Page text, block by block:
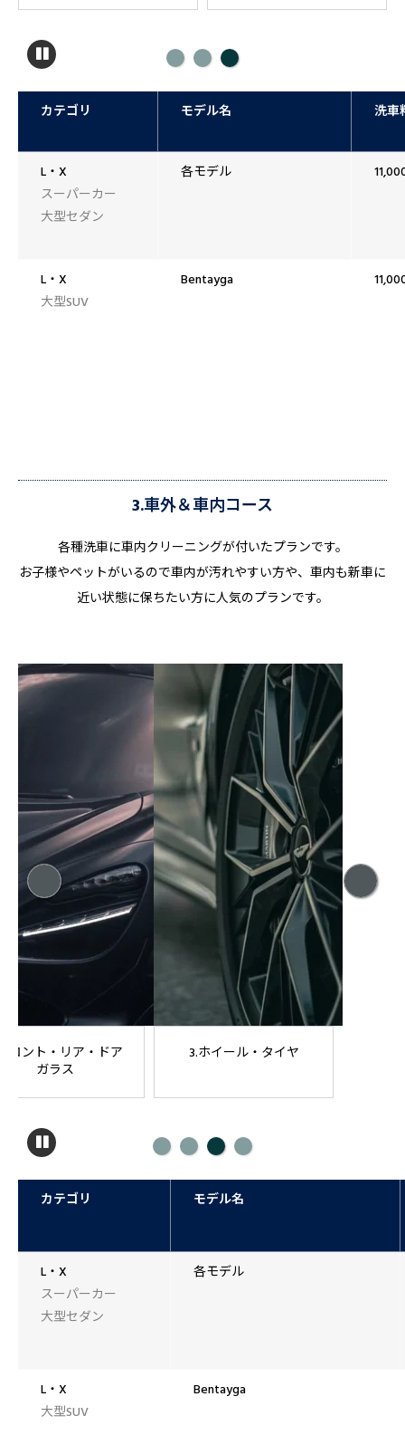
カテゴリ モデル名 洗車
L・X
スーパーカー
大型セダン
各モデル
L・X
大型SUV
Bentayga
3.車外＆車内コース
各種洗車に車内クリーニングが付いたプランです。
お子様やペットがいるので車内が汚れやすい方や、車内も新車に
近い状態に保ちたい方に人気のプランです。
3.ホイール・タイヤ 4.車内クリーニング
カテゴリ モデル名
L・X
スーパーカー
大型セダン
各モデル
L・X
大型SUV
Bentayga